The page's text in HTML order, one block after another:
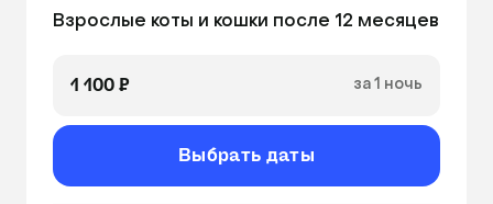
1 100 ₽ за 1 ночь
Выбрать даты